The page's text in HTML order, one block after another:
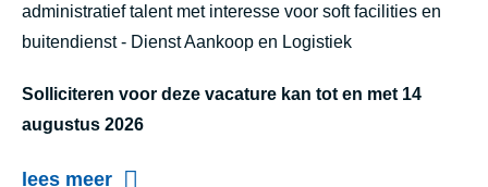
o
f
d
b
administratief talent met interesse voor soft facilities en
buitendienst - Dienst Aankoop en Logistiek
Solliciteren voor deze vacature kan tot en met 14
augustus 2026
lees meer o